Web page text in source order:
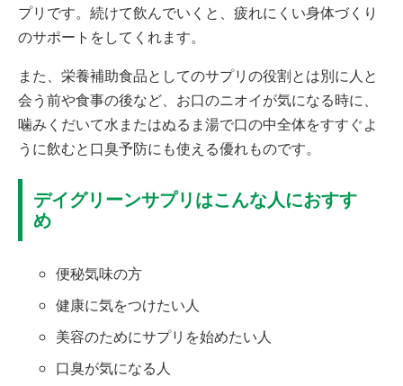
プリです。続けて飲んでいくと、疲れにくい身体づくり
のサポートをしてくれます。
また、栄養補助食品としてのサプリの役割とは別に人と
会う前や食事の後など、お口のニオイが気になる時に、
噛みくだいて水またはぬるま湯で口の中全体をすすぐよ
うに飲むと口臭予防にも使える優れものです。
デイグリーンサプリはこんな人におすす
め
便秘気味の方
健康に気をつけたい人
美容のためにサプリを始めたい人
口臭が気になる人